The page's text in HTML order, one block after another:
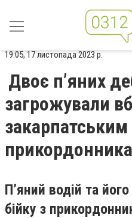
19:05, 17 листопада 2023 р.
Двоє п’яних
загрожували
закарпатським
П’яний водій та
бійку з